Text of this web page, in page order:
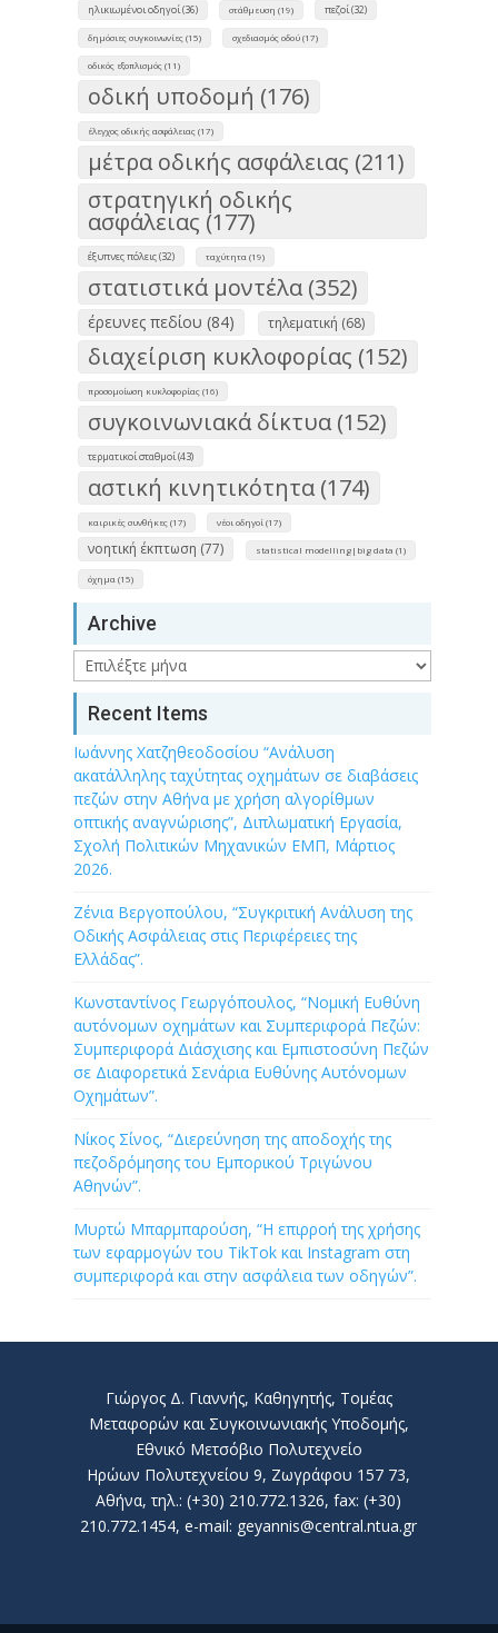
ηλικιωμένοι οδηγοί (36) στάθμευση (19) πεζοί (32)
δημόσιες συγκοινωνίες (15) σχεδιασμός οδού (17)
οδικός εξοπλισμός (11)
οδική υποδομή (176)
έλεγχος οδικής ασφάλειας (17)
μέτρα οδικής ασφάλειας (211)
στρατηγική οδικής
ασφάλειας (177)
έξυπνες πόλεις (32) ταχύτητα (19)
στατιστικά μοντέλα (352)
έρευνες πεδίου (84) τηλεματική (68)
διαχείριση κυκλοφορίας (152)
προσομοίωση κυκλοφορίας (16)
συγκοινωνιακά δίκτυα (152)
τερματικοί σταθμοί (43)
αστική κινητικότητα (174)
καιρικές συνθήκες (17) νέοι οδηγοί (17)
νοητική έκπτωση (77) statistical modelling|big data (1)
όχημα (15)
Archive
Archive
Recent Items
Ιωάννης Χατζηθεοδοσίου “Ανάλυση
ακατάλληλης ταχύτητας οχημάτων σε διαβάσεις
πεζών στην Αθήνα με χρήση αλγορίθμων
οπτικής αναγνώρισης”, Διπλωματική Εργασία,
Σχολή Πολιτικών Μηχανικών ΕΜΠ, Μάρτιος
2026.
Ζένια Βεργοπούλου, “Συγκριτική Ανάλυση της
Οδικής Ασφάλειας στις Περιφέρειες της
Ελλάδας”.
Κωνσταντίνος Γεωργόπουλος, “Νομική Ευθύνη
αυτόνομων οχημάτων και Συμπεριφορά Πεζών:
Συμπεριφορά Διάσχισης και Εμπιστοσύνη Πεζών
σε Διαφορετικά Σενάρια Ευθύνης Αυτόνομων
Οχημάτων”.
Νίκος Σίνος, “Διερεύνηση της αποδοχής της
πεζοδρόμησης του Εμπορικού Τριγώνου
Αθηνών”.
Μυρτώ Μπαρμπαρούση, “Η επιρροή της χρήσης
των εφαρμογών του TikTok και Instagram στη
συμπεριφορά και στην ασφάλεια των οδηγών”.
Γιώργος Δ. Γιαννής, Καθηγητής, Τομέας
Μεταφορών και Συγκοινωνιακής Υποδομής,
Εθνικό Μετσόβιο Πολυτεχνείο
Ηρώων Πολυτεχνείου 9, Ζωγράφου 157 73,
Αθήνα, τηλ.: (+30) 210.772.1326, fax: (+30)
210.772.1454, e-mail: geyannis@central.ntua.gr